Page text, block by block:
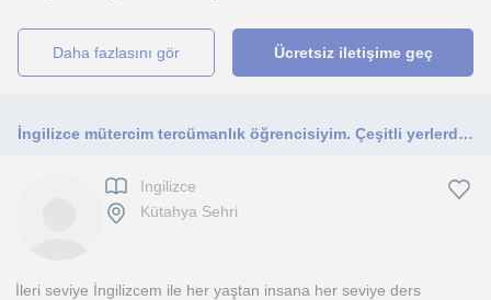
daha fazlasını gör Ücretsiz iletişime geç
İngilizce mütercim tercümanlık öğrencisiyim. Çeşitli yerlerde gönüllü olarak tercümanlık yaptım. Herkese her seviyeye uygun özel d
Ingilizce
Kütahya Sehri
İleri seviye İngilizcem ile her yaştan insana her seviye ders